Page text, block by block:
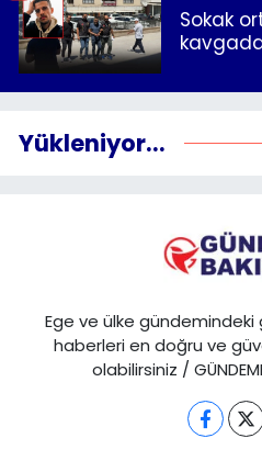
Sokak
Yükleniyor...
Ege ve ülke gündemindeki
haberleri en doğru ve
olabilirsiniz /